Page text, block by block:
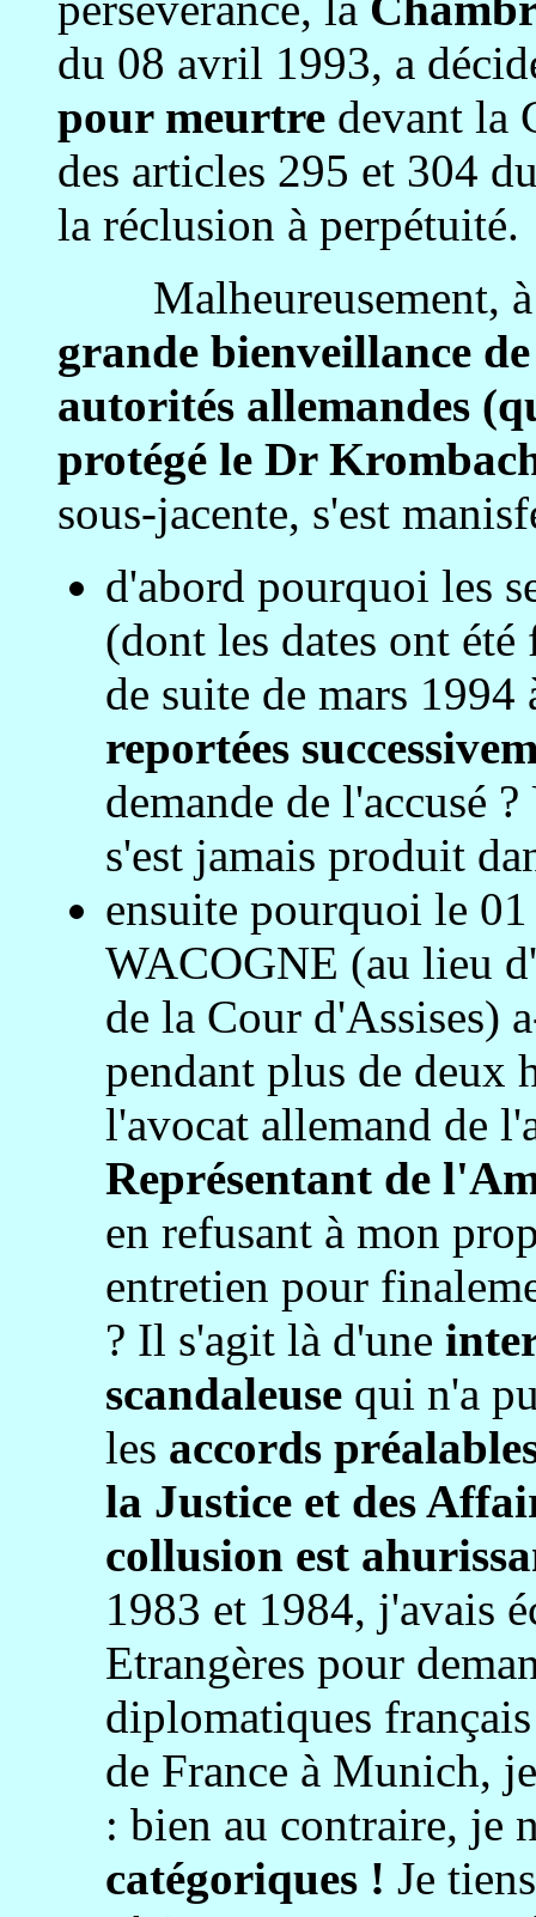
du 08 avril 1993, a
pour meurtre devant la
des articles 295 et 304
la réclusion à perpétuité.
Malheureusement, à
grande bienveillance
autorités allemandes
protégé le Dr
sous-jacente, s'est
d'abord pourquoi les
(dont les dates ont
de suite de mars
reportées
demande de l'accusé
s'est jamais produit
ensuite pourquoi le
WACOGNE (au lieu
de la Cour d'Assises)
pendant plus de deux
l'avocat allemand de
Représentant de
en refusant à mon
entretien pour
? Il s'agit là d'une
scandaleuse qui n'a
les accords
la Justice et des
collusion est
1983 et 1984, j'avais
Etrangères pour
diplomatiques
de France à Munich,
: bien au contraire, je
catégoriques ! Je